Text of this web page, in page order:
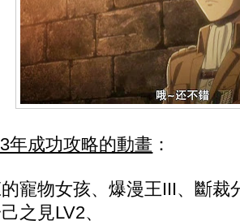
年成功攻略的動畫 ：
寵物女孩、爆漫王III、斷裁
之見LV2、